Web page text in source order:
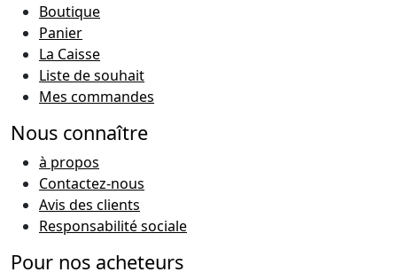
Boutique
Panier
La Caisse
Liste de souhait
Mes commandes
Nous connaître
à propos
Contactez-nous
Avis des clients
Responsabilité sociale
Pour nos acheteurs